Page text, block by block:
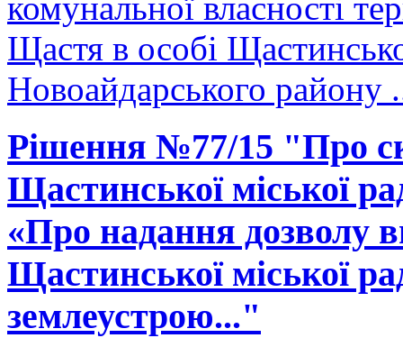
Щастя в особі
Новоайдарського району
Рішення №77/15 "Про
Щастинської міської
«Про надання дозволу
Щастинської міської
землеустрою..."